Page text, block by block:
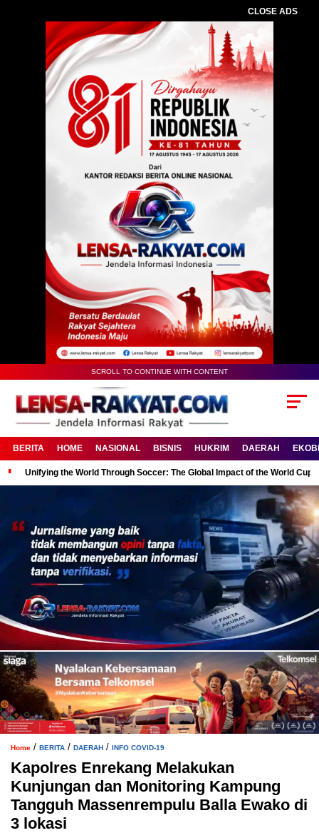
CLOSE ADS
SCROLL TO CONTINUE WITH CONTENT
BERITA HOME NASIONAL BISNIS HUKRIM DAERAH
Unifying the World Through Soccer: The Global Impact of the World Cup
Home / BERITA / DAERAH / INFO COVID-19
Kapolres Enrekang Melakukan
Kunjungan dan Monitoring Kampung
Tangguh Massenrempulu Balla Ewako di
3 lokasi